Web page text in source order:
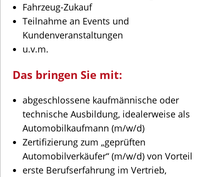
Fahrzeug-Zukauf
Teilnahme an Events und
Kundenveranstaltungen
u.v.m.
Das bringen Sie mit:
abgeschlossene kaufmännische oder
technische Ausbildung, idealerweise als
Automobilkaufmann (m/w/d)
Zertifizierung zum „geprüften
Automobilverkäufer“ (m/w/d) von Vorteil
erste Berufserfahrung im Vertrieb,